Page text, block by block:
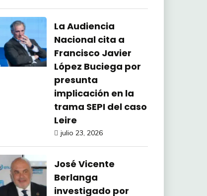
La Audiencia
Nacional cita a
Francisco Javier
López Buciega por
presunta
implicación en la
trama SEPI del caso
Leire
julio 23, 2026
José Vicente
Berlanga
investigado por